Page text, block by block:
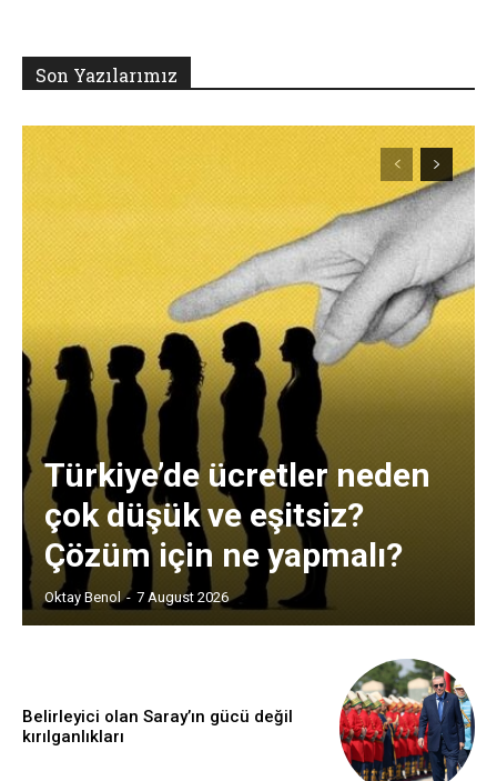
Son Yazılarımız
Türkiye’de ücretler neden
çok düşük ve eşitsiz?
Çözüm için ne yapmalı?
Oktay Benol - 7 August 2026
Belirleyici olan Saray’ın gücü değil
kırılganlıkları